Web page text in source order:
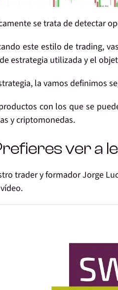
se trata dedetectar
este estilo de trading,
estrategia utilizada y el
la vamos definimos
con los quese
y criptomonedas.
ver a
trader y formador Jorge